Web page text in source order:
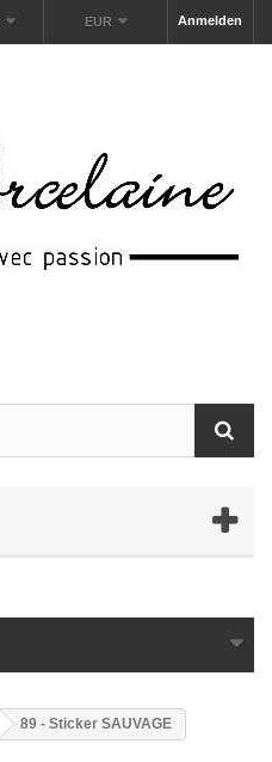
Anmelden
EUR
89 - Sticker SAUVAGE